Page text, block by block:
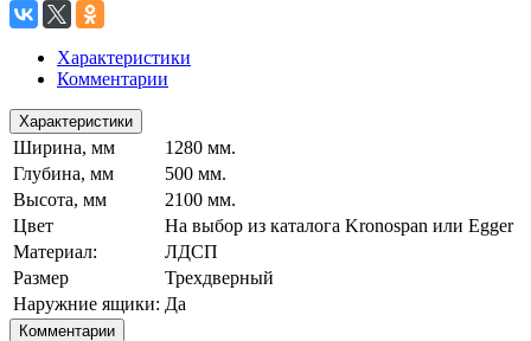
Характеристики
Комментарии
Характеристики
Ширина, мм
1280 мм.
Глубина, мм
500 мм.
Высота, мм
2100 мм.
Цвет
На выбор из каталога Kronospan или Egger
Материал:
ЛДСП
Размер
Трехдверный
Наружние ящики: Да
Комментарии